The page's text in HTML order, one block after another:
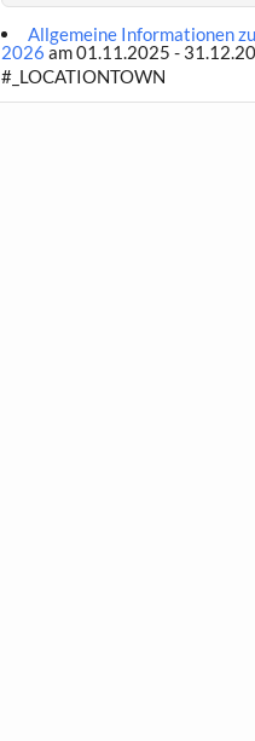
Allgemeine Informationen
2026 am 01.11.2025 -
#_LOCATIONTOWN